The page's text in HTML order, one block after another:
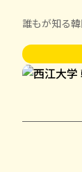
誰もが知る